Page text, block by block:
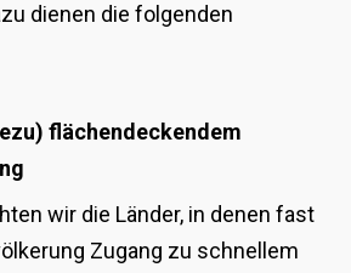
dienen die folgenden
flächendeckendem
wir die Länder, in denen fast
Zugang zu schnellem